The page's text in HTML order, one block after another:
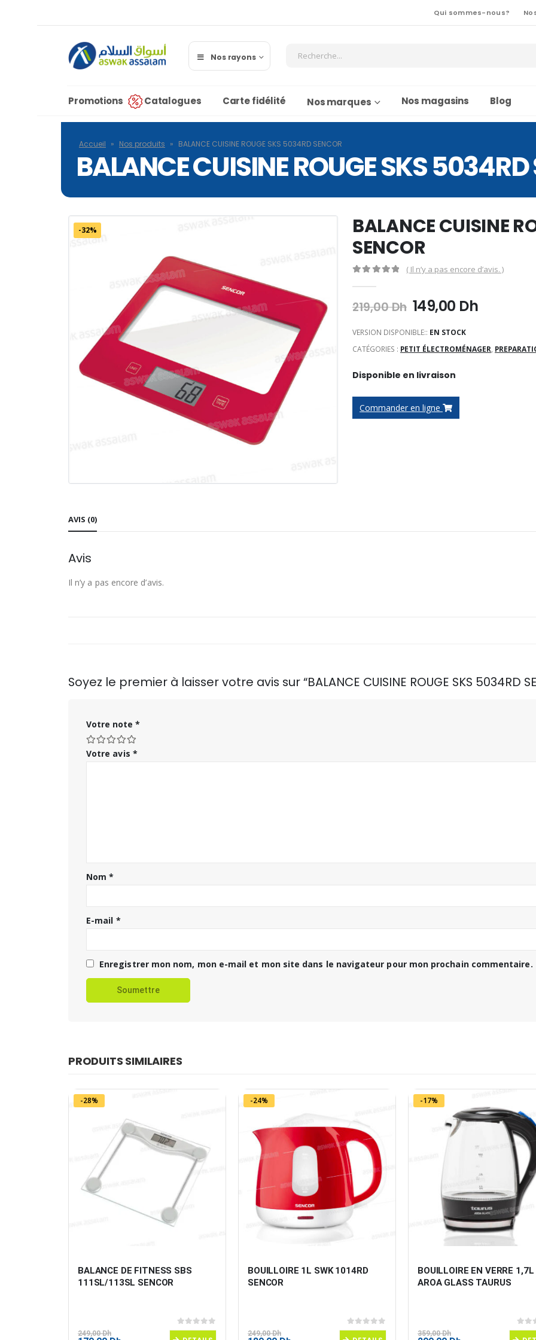
Qui sommes-nous?
Nos rayons
Promotions Catalogues Carte fidélité Nos marques Nos magasins Blog
Accueil » Nos produits » BALANCE CUISINE ROUGE SKS 5034RD SENCOR
BALANCE CUISINE ROUGE SKS 5034RD
-32%
BALANCE CUISINE
SENCOR
( Il n’y a pas encore d’avis. )
219,00Dh Le
initial
était :
149,00 DhLe
est :
VERSION DISPONIBLE:: EN STOCK
CATÉGORIES : PETIT ÉLECTROMÉNAGER,
Disponible en livraison
Commander en ligne
AVIS (0)
Avis
Il n’y a pas encore d’avis.
Soyez le premier à laisser votre avis sur “BALANCE CUISINE ROUGE SKS 5034RD
Votre note *
Votre avis *
Nom*
E-mail *
Enregistrer mon nom, mon e-mail et mon site dans le navigateur pour mon prochain commentaire.
PRODUITS SIMILAIRES
-28%
BALANCE DE FITNESS SBS
111SL/113SL SENCOR
0sur 5
249,00Dh
-24%
BOUILLOIRE 1L SWK 1014RD
SENCOR
0sur 5
249,00Dh
-17%
BOUILLOIRE EN VERRE 1,7L
AROA GLASS TAURUS
0sur
359,00Dh